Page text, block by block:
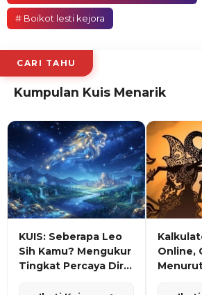
# Boikot lesti kejora
CARI TAHU
Kumpulan Kuis Menarik
KUIS: Seberapa Leo
Sih Kamu? Mengukur
Tingkat Percaya Diri
Online,